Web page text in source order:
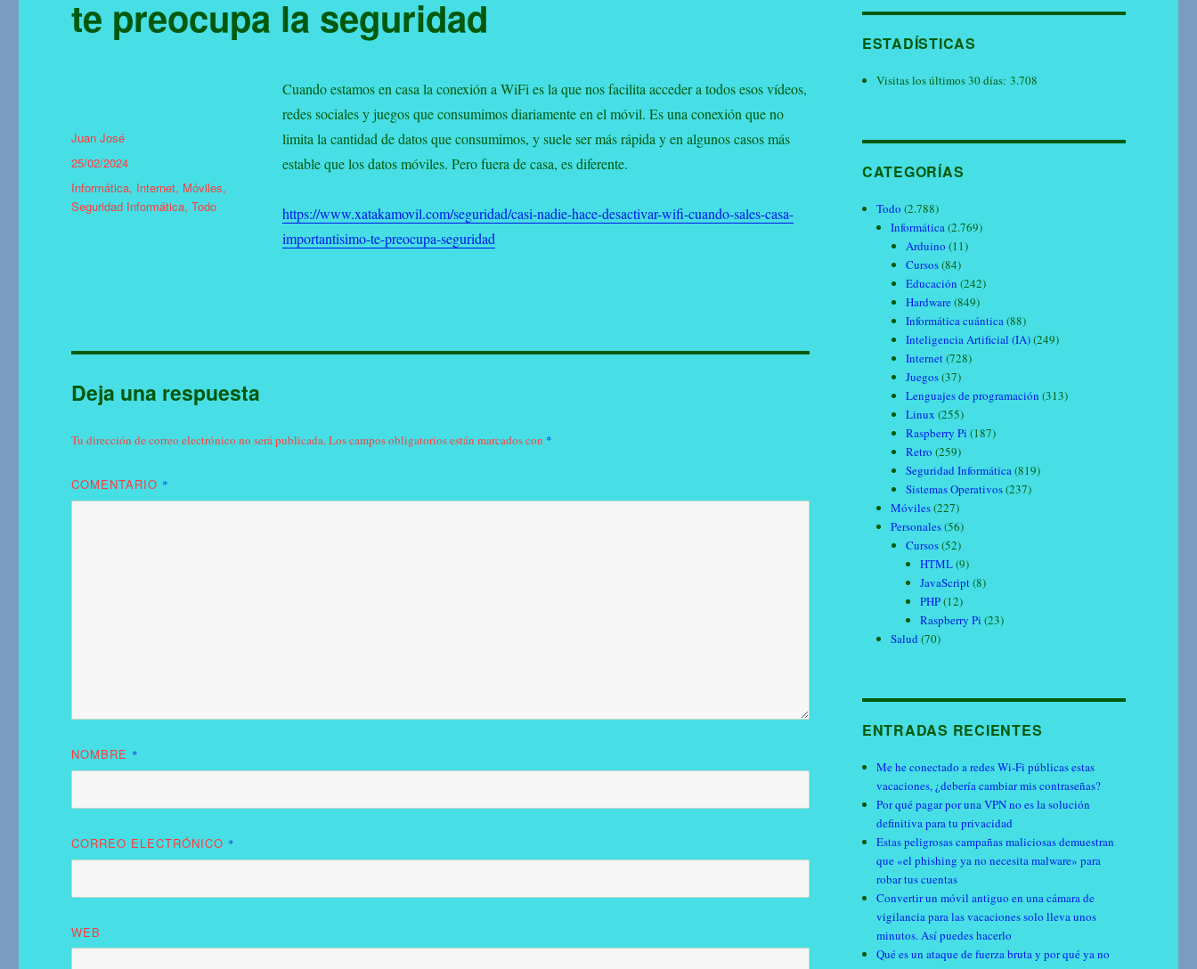
te preocupa la seguridad
Cuando estamos en casa la conexión a WiFi es la que nos facilita acceder a todos esos vídeos,
redes sociales y juegos que consumimos diariamente en el móvil. Es una conexión que no
limita la cantidad de datos que consumimos, y suele ser más rápida y en algunos casos más
estable que los datos móviles. Pero fuera de casa, es diferente.
https://www.xatakamovil.com/seguridad/casi-nadie-hace-desactivar-wifi-cuando-sales-casa-
importantisimo-te-preocupa-seguridad
Autor
Juan José
Publicado
el
25/02/2024
Categorías
Informática, Internet, Móviles,
Seguridad Informática,Todo
Deja una respuesta
Tu dirección de correo electrónico no será publicada.Los campos obligatorios están marcados con *
COMENTARIO *
NOMBRE *
CORREO ELECTRÓNICO *
WEB
ESTADÍSTICAS
Visitas los últimos 30 días:3.708
CATEGORÍAS
Todo (2.788)
Informática(2.769)
Arduino (11)
Cursos(84)
Educación (242)
Hardware(849)
Informática cuántica(88)
Inteligencia Artificial (IA)(249)
Internet(728)
Juegos(37)
Lenguajes de programación (313)
Linux (255)
Raspberry Pi (187)
Retro (259)
Seguridad Informática(819)
Sistemas Operativos(237)
Móviles(227)
Personales(56)
Cursos(52)
HTML(9)
JavaScript(8)
PHP(12)
Raspberry Pi (23)
Salud (70)
ENTRADAS RECIENTES
Me he conectado a redes Wi-Fi públicas estas
vacaciones, ¿debería cambiar mis contraseñas?
Por qué pagar por una VPN no es la solución
definitiva para tu privacidad
Estas peligrosas campañas maliciosas demuestran
que «el phishing ya no necesita malware» para
robar tus cuentas
Convertir un móvil antiguo en una cámara de
vigilancia para las vacaciones solo lleva unos
minutos. Así puedes hacerlo
Qué es un ataque de fuerza bruta y por qué ya no